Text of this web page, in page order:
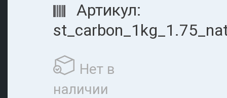
Артикул:
Нет в
наличии